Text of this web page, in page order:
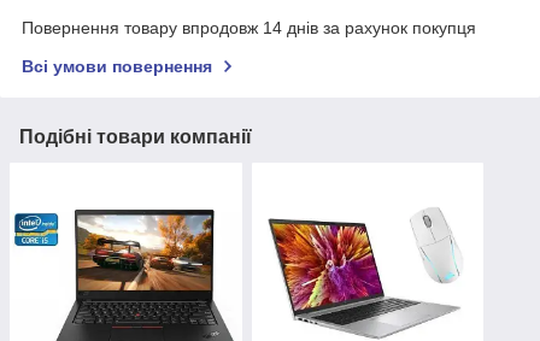
Повернення товару впродовж 14 днів за рахунок покупця
Всі умови повернення
Подібні товари компанії